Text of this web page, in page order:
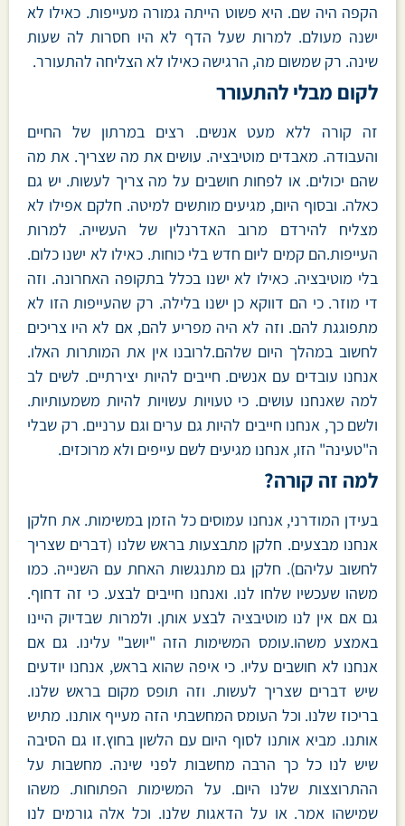
הקפה היה שם. היא פשוט הייתה גמורה מעייפות. כאילו לא
ישנה מעולם. למרות שעל הדף לא היו חסרות לה שעות
שינה. רק שמשום מה, הרגישה כאילו לא הצליחה להתעורר.
לקום מבלי להתעורר
זה קורה ללא מעט אנשים. רצים במרתון של החיים
והעבודה. מאבדים מוטיבציה. עושים את מה שצריך. את מה
שהם יכולים. או לפחות חושבים על מה צריך לעשות. יש גם
כאלה. ובסוף היום, מגיעים מותשים למיטה. חלקם אפילו לא
מצליח להירדם מרוב האדרנלין של העשייה. למרות
העייפות.הם קמים ליום חדש בלי כוחות. כאילו לא ישנו כלום.
בלי מוטיבציה. כאילו לא ישנו בכלל בתקופה האחרונה. וזה
די מוזר. כי הם דווקא כן ישנו בלילה. רק שהעייפות הזו לא
מתפוגגת להם. וזה לא היה מפריע להם, אם לא היו צריכים
לחשוב במהלך היום שלהם.לרובנו אין את המותרות האלו.
אנחנו עובדים עם אנשים. חייבים להיות יצירתיים. לשים לב
למה שאנחנו עושים. כי טעויות עשויות להיות משמעותיות.
ולשם כך, אנחנו חייבים להיות גם ערים וגם ערניים. רק שבלי
ה"טעינה" הזו, אנחנו מגיעים לשם עייפים ולא מרוכזים.
למה זה קורה?
בעידן המודרני, אנחנו עמוסים כל הזמן במשימות. את חלקן
אנחנו מבצעים. חלקן מתבצעות בראש שלנו (דברים שצריך
לחשוב עליהם). חלקן גם מתנגשות האחת עם השנייה. כמו
משהו שעכשיו שלחו לנו. ואנחנו חייבים לבצע. כי זה דחוף.
גם אם אין לנו מוטיבציה לבצע אותן. ולמרות שבדיוק היינו
באמצע משהו.עומס המשימות הזה "יושב" עלינו. גם אם
אנחנו לא חושבים עליו. כי איפה שהוא בראש, אנחנו יודעים
שיש דברים שצריך לעשות. וזה תופס מקום בראש שלנו.
בריכוז שלנו. וכל העומס המחשבתי הזה מעייף אותנו. מתיש
אותנו. מביא אותנו לסוף היום עם הלשון בחוץ.זו גם הסיבה
שיש לנו כל כך הרבה מחשבות לפני שינה. מחשבות על
ההתרוצצות שלנו היום. על המשימות הפתוחות. משהו
שמישהו אמר. או על הדאגות שלנו. וכל אלה גורמים לנו